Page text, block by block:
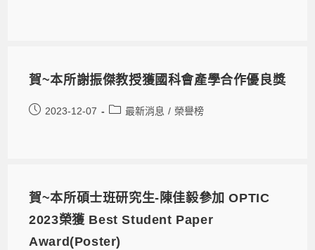
賀~本所謝振傑教授獲國科會產學合作優良獎
2023-12-07 最新消息 / 榮譽榜
賀~本所碩士班研究生-陳佳毅參加 OPTIC
2023榮獲 Best Student Paper
Award(Poster)